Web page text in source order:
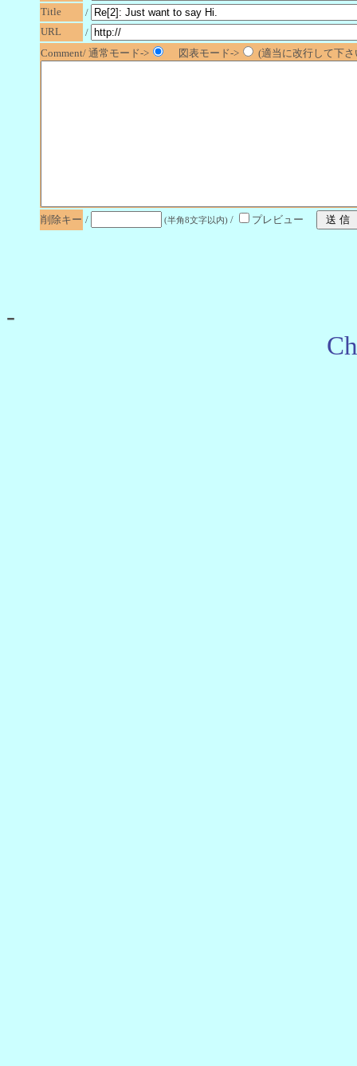
Title
/
URL
/
Comment/ 通常モード->
図表モード-> (適当に改行して下
削除キー / (半角8文字以内) / プレビュー
-